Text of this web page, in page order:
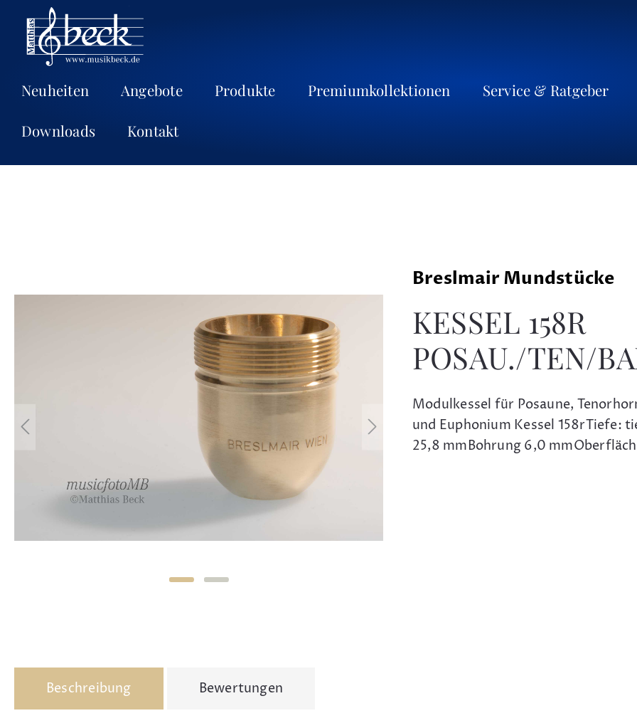
Neuheiten Angebote Produkte Premiumkollektionen Service & Ratgeber
Downloads Kontakt
Breslmair Mundstücke
KESSEL 158R
POSAU./TEN/
Modulkessel für Posaune,
und Euphonium Kessel 158rTiefe:
25,8 mmBohrung 6,0
Beschreibung Bewertungen